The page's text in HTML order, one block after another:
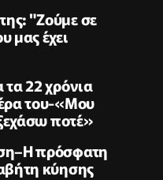
"Ζούμε σε
μας έχει
22 χρόνια
του-«Μου
ποτέ»
πρόσφατη
κύησης